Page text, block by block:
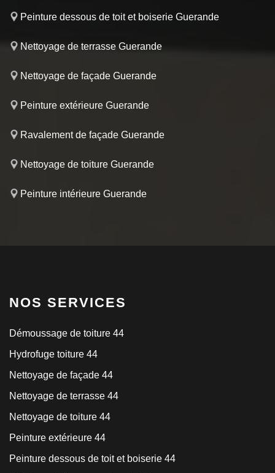
Peinture dessous de toit et boiserie Guerande
Nettoyage de terrasse Guerande
Nettoyage de façade Guerande
Peinture extérieure Guerande
Ravalement de façade Guerande
Nettoyage de toiture Guerande
Peinture intérieure Guerande
NOS SERVICES
Démoussage de toiture 44
Hydrofuge toiture 44
Nettoyage de façade 44
Nettoyage de terrasse 44
Nettoyage de toiture 44
Peinture extérieure 44
Peinture dessous de toit et boiserie 44